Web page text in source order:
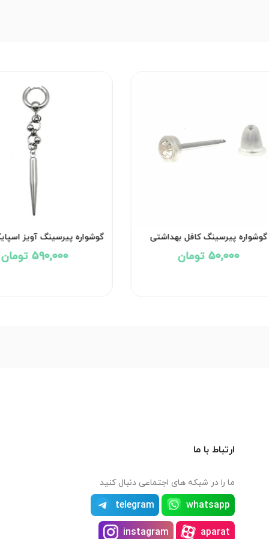
گوشواره پیرسینگ کافل بهداشتی
کد۲۹۵۰
50,000 تومان
گوشواره پیرسینگ آویز اسپایک
590,000 تومان
ارتباط با ما
ما را در شبکه های اجتماعی دنبال کنید
whatsapp
telegram
aparat
instagram